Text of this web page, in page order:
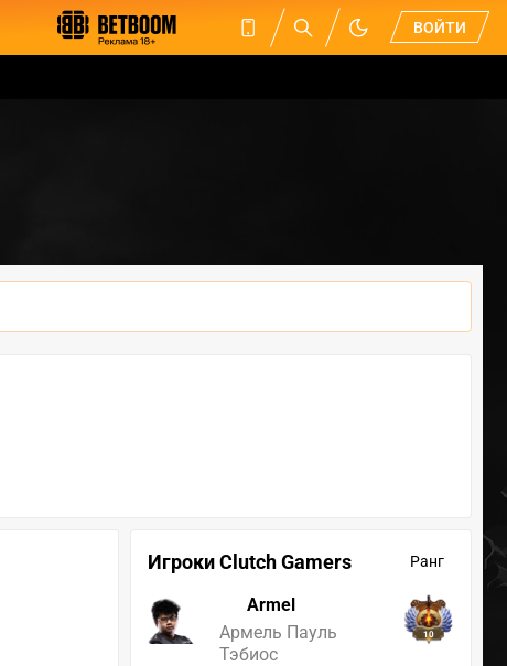
ВОЙТИ
Игроки Clutch Gamers Ранг
Armel
Армель Пауль
Тэбиос
10